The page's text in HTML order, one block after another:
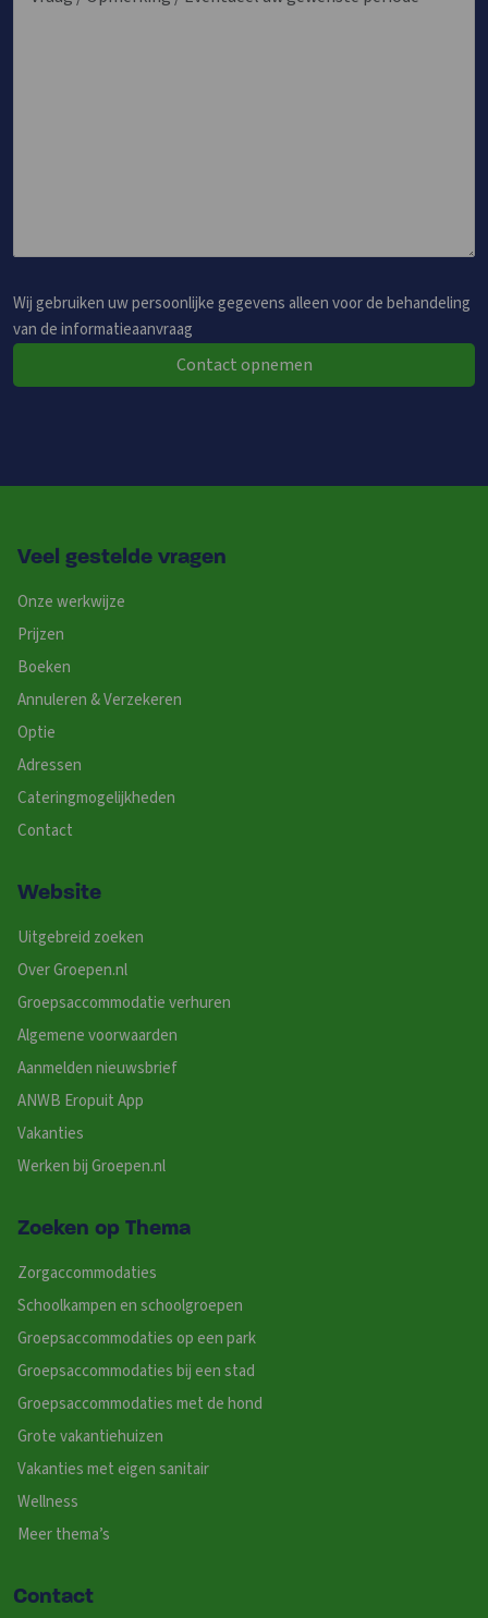
Wij gebruiken uw persoonlijke gegevens alleen voor de behandeling
van de informatieaanvraag
Contact opnemen
Veel gestelde vragen
Onze werkwijze
Prijzen
Boeken
Annuleren & Verzekeren
Optie
Adressen
Cateringmogelijkheden
Contact
Website
Uitgebreid zoeken
Over Groepen.nl
Groepsaccommodatie verhuren
Algemene voorwaarden
Aanmelden nieuwsbrief
ANWB Eropuit App
Vakanties
Werken bij Groepen.nl
Zoeken op Thema
Zorgaccommodaties
Schoolkampen en schoolgroepen
Groepsaccommodaties op een park
Groepsaccommodaties bij een stad
Groepsaccommodaties met de hond
Grote vakantiehuizen
Vakanties met eigen sanitair
Wellness
Meer thema’s
Contact